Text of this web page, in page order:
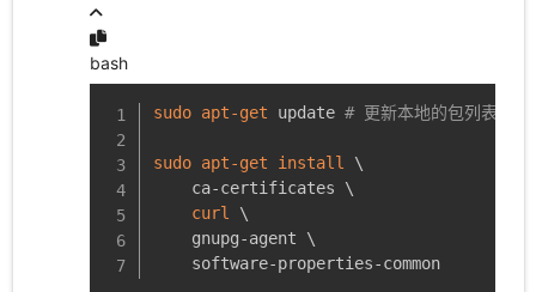
bash
sudo apt-get update # 更新本地的包列表
sudo apt-get install
\
    ca-certificates
\
curl
\
    gnupg-agent
\
    software-properties-common